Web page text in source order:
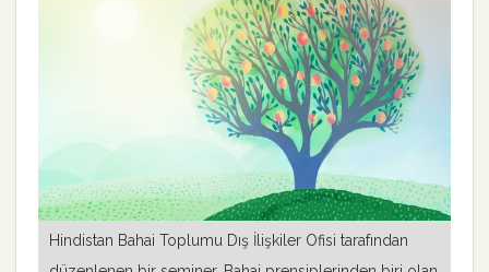
Hindistan Bahai Toplumu Dış İlişkiler Ofisi tarafından